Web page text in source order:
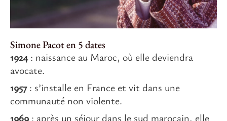
Simone Pacot en 5 dates
1924: naissance au Maroc, où elle deviendra
avocate.
1957: s’installe en France et vit dans une
communauté non violente.
1969 : après un séjour dans le sud marocain, elle